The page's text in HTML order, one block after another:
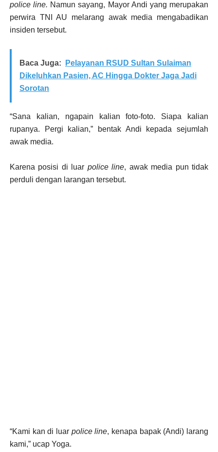
police line. Namun sayang, Mayor Andi yang merupakan
perwira TNI AU melarang awak media mengabadikan
insiden tersebut.
Baca Juga:
Pelayanan RSUD Sultan Sulaiman
Dikeluhkan Pasien, AC Hingga Dokter Jaga Jadi
Sorotan
“Sana kalian, ngapain kalian foto-foto. Siapa kalian
rupanya. Pergi kalian,” bentak Andi kepada sejumlah
awak media.
Karena posisi di luar police line, awak media pun tidak
perduli dengan larangan tersebut.
“Kami kan di luar police line, kenapa bapak (Andi) larang
kami,” ucap Yoga.